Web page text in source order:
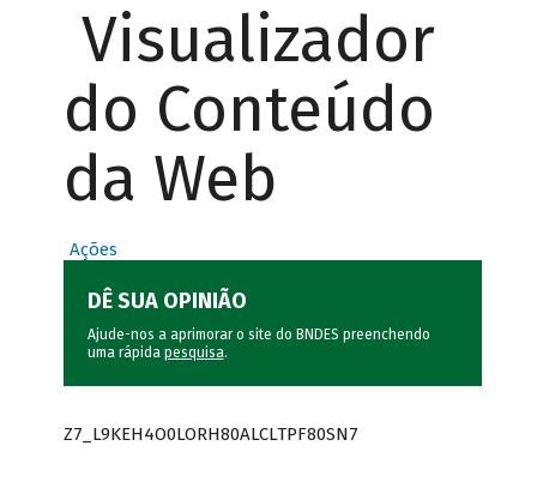
Visualizador
do Conteúdo
da Web
Ações
DÊ SUA OPINIÃO
Ajude-nos a aprimorar o site do BNDES preenchendo
uma rápida pesquisa.
Z7_L9KEH4O0LORH80ALCLTPF80SN7